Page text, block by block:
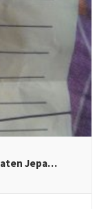
Jepa…